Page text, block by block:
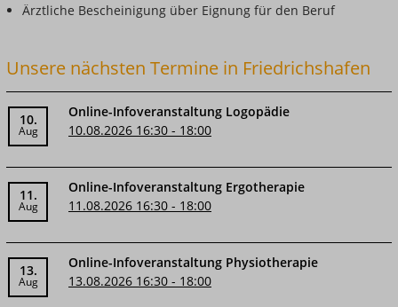
Ärztliche Bescheinigung über Eignung für den Beruf
Unsere nächsten Termine in Friedrichshafen
10.
Aug
Online-Infoveranstaltung Logopädie
10.08.2026 16:30 - 18:00
11.
Aug
Online-Infoveranstaltung Ergotherapie
11.08.2026 16:30 - 18:00
13.
Aug
Online-Infoveranstaltung Physiotherapie
13.08.2026 16:30 - 18:00